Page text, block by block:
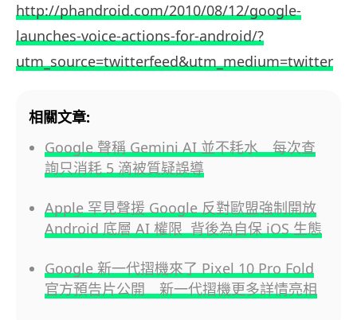
http://phandroid.com/2010/08/12/google-
launches-voice-actions-for-android/?
utm_source=twitterfeed&utm_medium=twitter
相關文章:
Google 聲稱 Gemini AI 並不耗水 每次查
詢只消耗 5 滴被質疑誤導
Apple 罕見聲援 Google 反對歐盟強制開放
Android 底層 AI 權限 背後為自保 iOS 生態
Google 新一代摺機來了 Pixel 10 Pro Fold
官方預告片公開 新一代摺機更多詳情亮相